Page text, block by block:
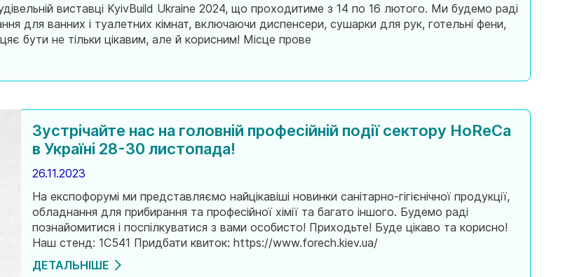
виставці KyivBuild Ukraine 2024, що проходитиме з 14 по 16 лютого. Ми будемо раді
для ванних і туалетних кімнат, включаючи диспенсери, сушарки для рук, готельні фени,
бути не тільки цікавим, але й корисним! Місце прове
Зустрічайте нас на головній професійній події сектору HoReCa
в Україні 28-30 листопада!
26.11.2023
На експофорумі ми представляємо найцікавіші новинки санітарно-гігієнічної продукції,
обладнання для прибирання та професійної хімії та багато іншого. Будемо раді
познайомитися і поспілкуватися з вами особисто! Приходьте! Буде цікаво та корисно!
Наш стенд: 1С541 Придбати квиток: https://www.forech.kiev.ua/
ДЕТАЛЬНІШЕ